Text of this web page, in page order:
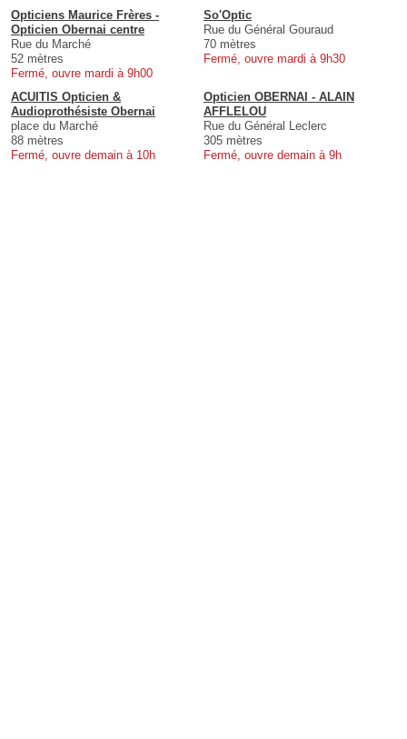
Opticiens Maurice Frères -
Opticien Obernai centre
Rue du Marché
52 mètres
Fermé, ouvre mardi à 9h00
So'Optic
Rue du Général Gouraud
70 mètres
Fermé, ouvre mardi à 9h30
ACUITIS Opticien &
Audioprothésiste Obernai
place du Marché
88 mètres
Fermé, ouvre demain à 10h
Opticien OBERNAI - ALAIN
AFFLELOU
Rue du Général Leclerc
305 mètres
Fermé, ouvre demain à 9h